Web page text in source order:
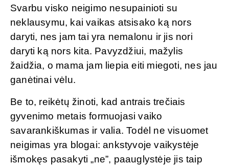
Svarbu visko neigimo nesupainioti su
neklausymu, kai vaikas atsisako ką nors
daryti, nes jam tai yra nemalonu ir jis nori
daryti ką nors kita. Pavyzdžiui, mažylis
žaidžia, o mama jam liepia eiti miegoti, nes jau
ganėtinai vėlu.
Be to, reikėtų žinoti, kad antrais trečiais
gyvenimo metais formuojasi vaiko
savarankiškumas ir valia. Todėl ne visuomet
neigimas yra blogai: ankstyvoje vaikystėje
išmokęs pasakyti „ne”, paauglystėje jis taip